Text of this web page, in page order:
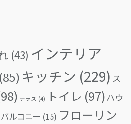
(43) インテリア
(85) キッチン (229) ス
テラス (4) トイレ (97) ハウ
バルコニー (15) フローリン